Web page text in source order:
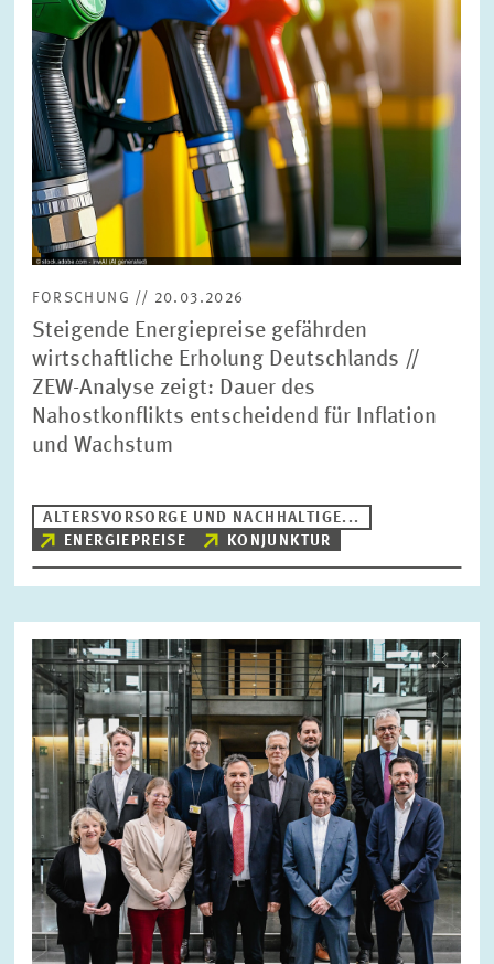
FORSCHUNG // 20.03.2026
Steigende Energiepreise gefährden
wirtschaftliche Erholung Deutschlands //
ZEW-Analyse zeigt: Dauer des
Nahostkonflikts entscheidend für Inflation
und Wachstum
ALTERSVORSORGE UND NACHHALTIGE...
ENERGIEPREISE
KONJUNKTUR
öffnet
in
vergrößerter
Ansicht